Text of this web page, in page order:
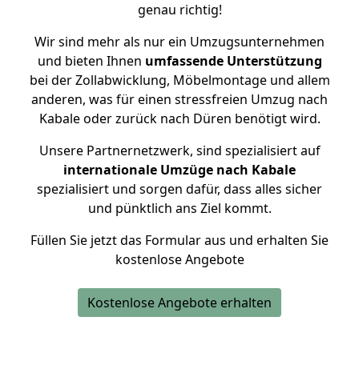
genau richtig!
Wir sind mehr als nur ein Umzugsunternehmen
und bieten Ihnen umfassende Unterstützung
bei der Zollabwicklung, Möbelmontage und allem
anderen, was für einen stressfreien Umzug nach
Kabale oder zurück nach Düren benötigt wird.
Unsere Partnernetzwerk, sind spezialisiert auf
internationale Umzüge nach Kabale
spezialisiert und sorgen dafür, dass alles sicher
und pünktlich ans Ziel kommt.
Füllen Sie jetzt das Formular aus und erhalten Sie
kostenlose Angebote
Kostenlose Angebote erhalten